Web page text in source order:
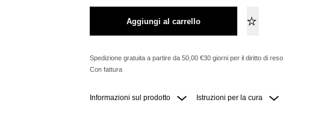
Aggiungi al carrello
Spedizione gratuita a partire da 50,00 €30 giorni per il diritto di reso
Con fattura
Informazioni sul prodotto Istruzioni per la cura